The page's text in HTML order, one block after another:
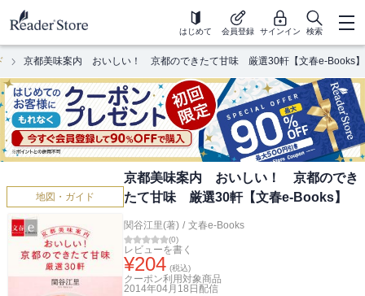
はじめて 会員登録 サインイン 検索
京都美味案内 おいしい！ 京都のできたて甘味 厳選30軒【文春e-Books】
地図・ガイド
京都美味案内 おいしい！ 京都のでき
たて甘味 厳選30軒【文春e-Books】
関谷江里(著) / 文春e-Books
(0)
レビューを書く
¥204 (税込)
クーポン利用対象商品
2014年04月18日 配信